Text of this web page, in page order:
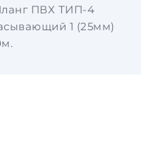
ПВХ ТИП-4
1 (25мм)